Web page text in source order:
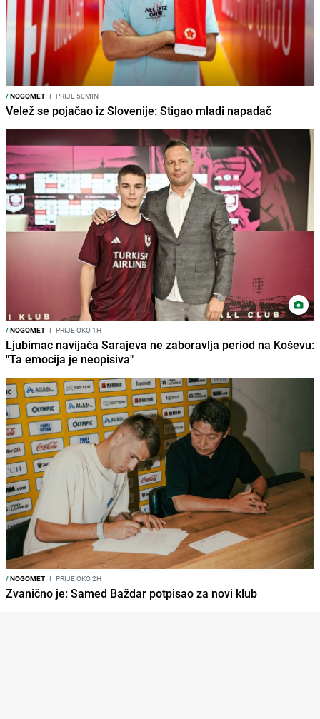
/NOGOMET I PRIJE 50MIN
Velež se pojačao iz Slovenije: Stigao mladi napadač
/NOGOMET I PRIJE OKO 1H
Ljubimac navijača Sarajeva ne zaboravlja period na Koševu:
"Ta emocija je neopisiva"
/NOGOMET I PRIJE OKO 2H
Zvanično je: Samed Baždar potpisao za novi klub